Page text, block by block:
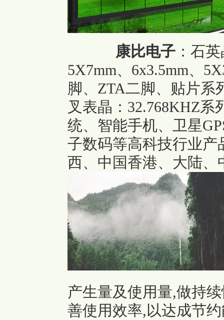
康比电子 ： 石英
5X7mm、6x3.5mm、
脚、ZTA二脚、贴片系
叉表晶：32.768KHZ
统、智能手机、卫星
子数码等高科技行业
西、中国香港、大陆
产生量及使用量,做持
善使用效率,以达成节